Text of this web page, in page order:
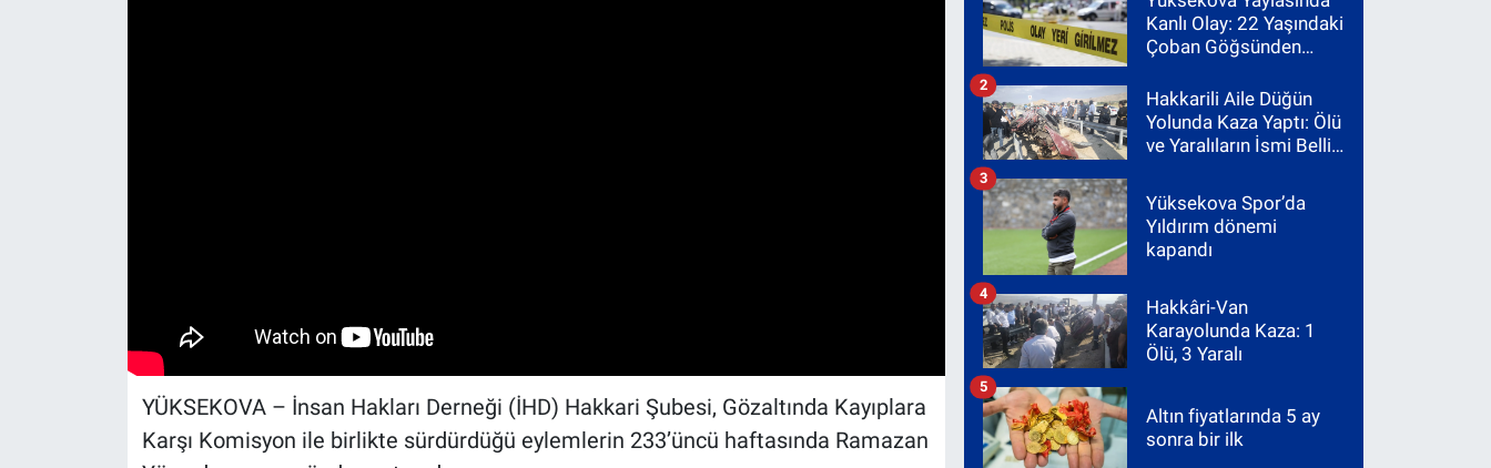
YÜKSEKOVA – İnsan Hakları Derneği (İHD) Hakkari Şubesi, Gözaltında Kayıplara
Karşı Komisyon ile birlikte sürdürdüğü eylemlerin 233’üncü haftasında Ramazan
Kanlı Olay: 22 Yaşındaki
Çoban Göğsünden
Hakkarili Aile Düğün
Yolunda Kaza Yaptı: Ölü
ve Yaralıların İsmi Belli
2
Yüksekova Spor’da
Yıldırım dönemi
kapandı
3
Hakkâri-Van
Karayolunda Kaza: 1
Ölü, 3 Yaralı
4
Altın fiyatlarında 5 ay
sonra bir ilk
5